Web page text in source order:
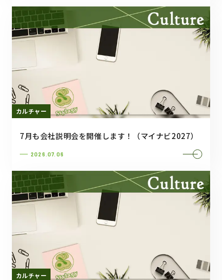
カルチャー
7月も会社説明会を開催します！（マイナビ2027）
2026.07.06
カルチャー